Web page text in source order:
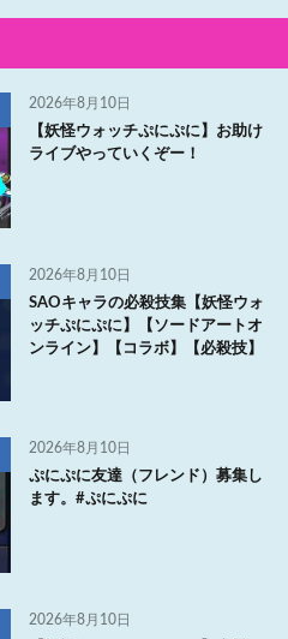
2026年8月10日
【妖怪ウォッチぷにぷに】お助け
ライブやっていくぞー！
2026年8月10日
SAOキャラの必殺技集【妖怪ウォ
ッチぷにぷに】【ソードアートオ
ンライン】【コラボ】【必殺技】
2026年8月10日
ぷにぷに友達（フレンド）募集し
ます。#ぷにぷに
2026年8月10日